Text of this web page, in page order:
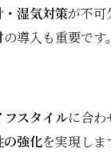
湿気対策が不可
の導入も重要です。
スタイルに合わ
の強化を実現しま